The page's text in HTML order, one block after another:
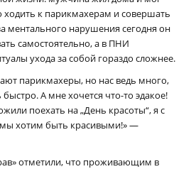
ходить к парикмахерам и совершать
ментального нарушения сегодня он
самостоятельно, а в ПНИ
ухода за собой гораздо сложнее.
парикмахеры, но нас ведь много,
А мне хочется что-то эдакое!
поехать на „День красоты“, я с
мы хотим быть красивыми!» —
отметили, что проживающим в